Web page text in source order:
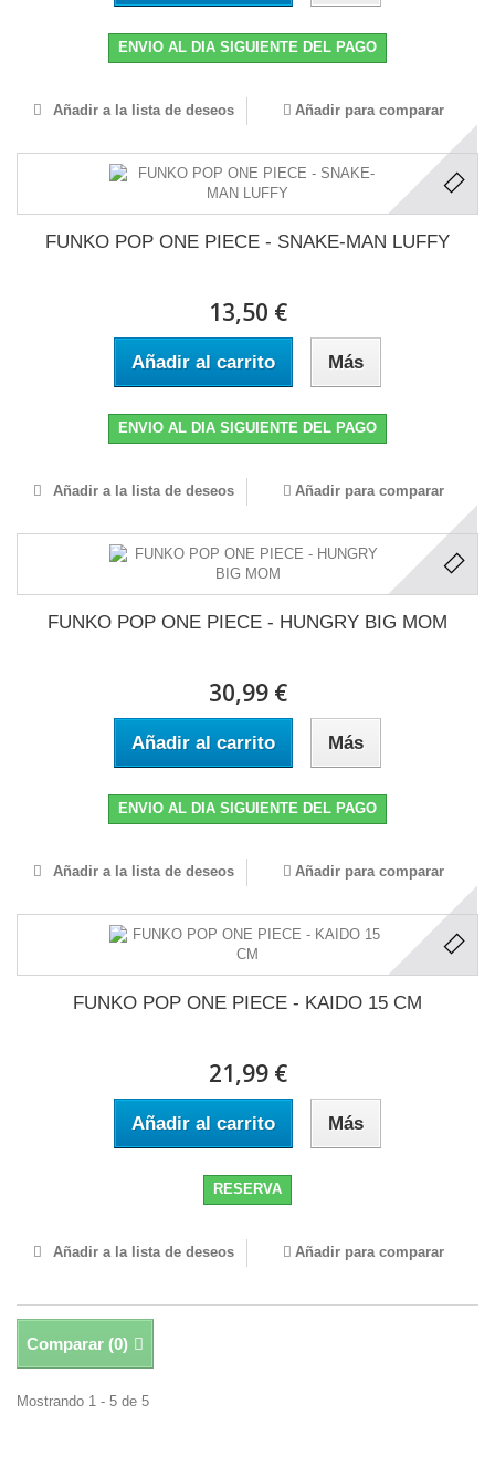
ENVIO AL DIA SIGUIENTE DEL PAGO
Añadir a la lista de deseos Añadir para comparar
FUNKO POP ONE PIECE - SNAKE-MAN LUFFY
13,50 €
Añadir al carrito Más
ENVIO AL DIA SIGUIENTE DEL PAGO
Añadir a la lista de deseos Añadir para comparar
FUNKO POP ONE PIECE - HUNGRY BIG MOM
30,99 €
Añadir al carrito Más
ENVIO AL DIA SIGUIENTE DEL PAGO
Añadir a la lista de deseos Añadir para comparar
FUNKO POP ONE PIECE - KAIDO 15 CM
21,99 €
Añadir al carrito Más
RESERVA
Añadir a la lista de deseos Añadir para comparar
Comparar (0)
Mostrando 1 - 5 de 5